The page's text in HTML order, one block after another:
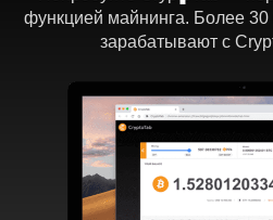
функцией майнинга. Более
зарабатывают с